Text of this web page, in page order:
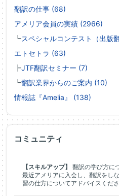
翻訳の仕事 (68)
アメリア会員の実績 (2966)
┗スペシャルコンテスト（出版
エトセトラ (63)
┣JTF翻訳セミナー (7)
┗翻訳業界からのご案内 (10)
情報誌『Amelia』 (138)
コミュニティ
【スキルアップ】
翻訳の学び方に
最近アメリアに入会し、翻訳をし
習の仕方についてアドバイスくだ